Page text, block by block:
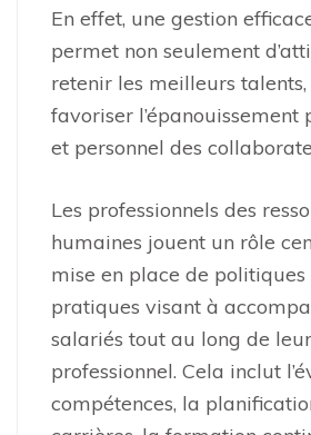
En effet, une gestion
permet non seulement
retenir les meilleurs
favoriser l’épanouissement
et personnel des
Les professionnels des
humaines jouent un rôle
mise en place de politiques
pratiques visant à
salariés tout au long de
professionnel. Cela inclut
compétences, la